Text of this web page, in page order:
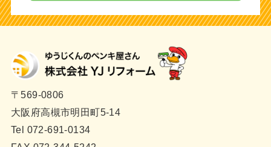
〒569-0806
大阪府高槻市明田町5-14
Tel 072-691-0134